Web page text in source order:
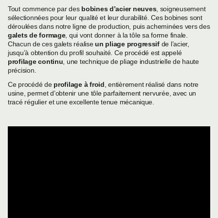
Tout commence par des bobines d’acier neuves, soigneusement
sélectionnées pour leur qualité et leur durabilité. Ces bobines sont
déroulées dans notre ligne de production, puis acheminées vers des
galets de formage, qui vont donner à la tôle sa forme finale.
Chacun de ces galets réaliseun pliage progressifde l’acier,
jusqu’à obtention du profil souhaité. Ce procédé est appelé
profilage continu , une technique de pliage industrielle de haute
précision.
Ce procédé de profilage à froid , entièrement réalisé dans notre
usine, permet d’obtenir une tôle parfaitement nervurée, avec un
tracé régulier et une excellente tenue mécanique.